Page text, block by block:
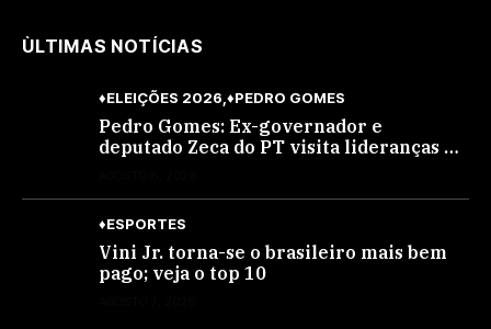
ÙLTIMAS NOTÍCIAS
♦ELEIÇÕES 2026 ♦PEDRO GOMES
Pedro Gomes: Ex-governador e
deputado Zeca do PT visita lideranças do
♦ESPORTES
Vini Jr. torna-se o brasileiro mais bem
pago; veja o top 10